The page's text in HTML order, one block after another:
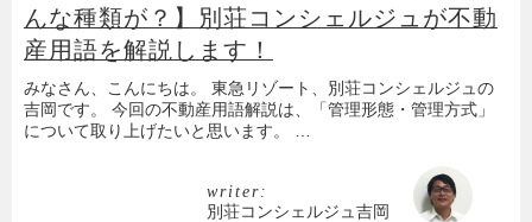
んな種類が？】別荘コンシェルジュが不動
産用語を解説します！
みなさん、こんにちは。 東急リゾート、別荘コンシェルジュの
吉岡です。 今回の不動産用語解説は、「管理形態・管理方式」
について取り上げたいと思います。 …
writer:
別荘コンシェルジュ吉岡